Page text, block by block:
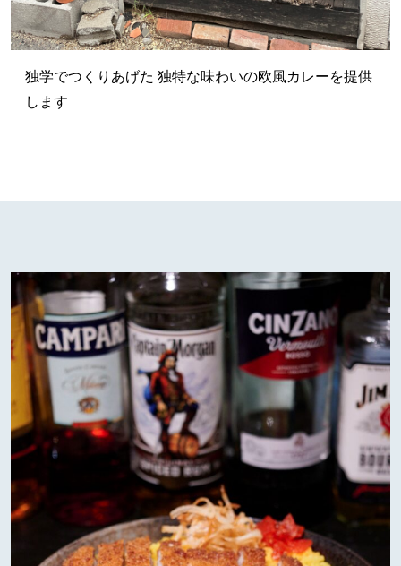
独学でつくりあげた 独特な味わいの欧風カレーを提供
します